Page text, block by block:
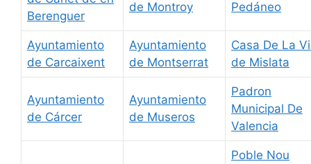
Berenguer
de Montroy
Pedáneo
Ayuntamiento
de Carcaixent
Ayuntamiento
de Montserrat
Casa De La
de Mislata
Ayuntamiento
de Cárcer
Ayuntamiento
de Museros
Padron
Municipal De
Valencia
Poble Nou